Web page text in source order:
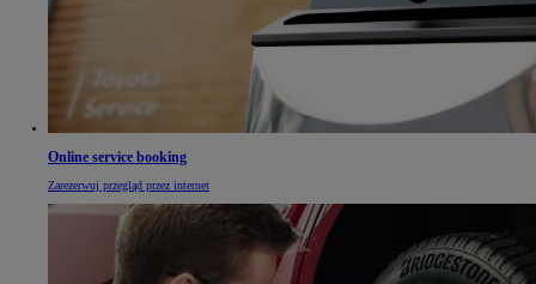
Online service booking
Zarezerwuj przegląd przez internet